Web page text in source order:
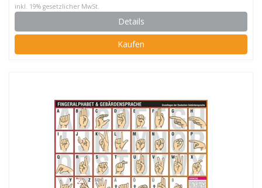
inkl. 19% gesetzlicher MwSt.
Details
Kaufen